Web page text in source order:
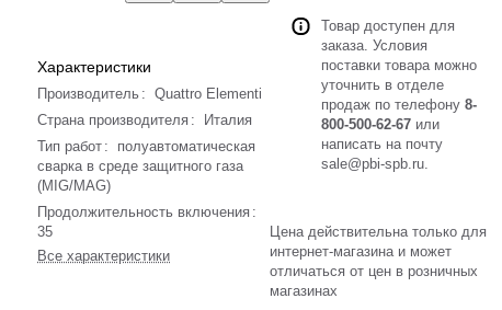
Характеристики
Производитель : Quattro Elementi
Страна производителя :
Италия
Тип работ :
полуавтоматическая
сварка в среде защитного газа
(MIG/MAG)
Продолжительность включения :
35
Все характеристики
Товар доступен для
заказа. Условия
поставки товара можно
уточнить в отделе
продаж по телефону 8-
800-500-62-67 или
написать на почту
sale@pbi-spb.ru.
Цена действительна только для
интернет-магазина и может
отличаться от цен в розничных
магазинах